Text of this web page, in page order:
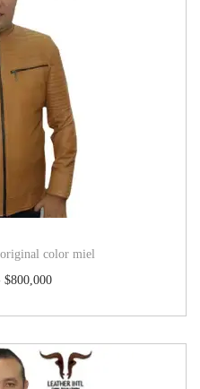
original color miel
$800,000